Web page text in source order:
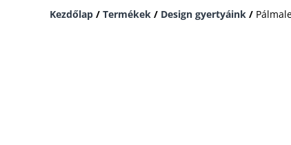
Kezdőlap / Termékek / Design gyertyáink /